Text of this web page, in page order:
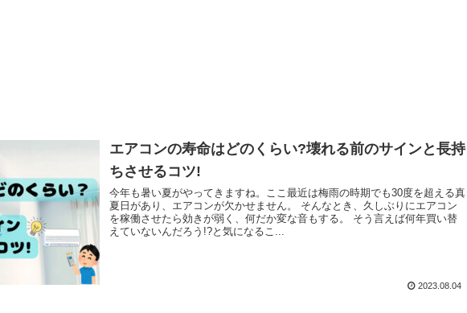
エアコンの寿命はどのくらい?壊れる前のサインと長持
ちさせるコツ!
今年も暑い夏がやってきますね。ここ最近は梅雨の時期でも30度を超える真
夏日があり、エアコンが欠かせません。 そんなとき、久しぶりにエアコン
を稼働させたら効きが弱く、何だか変な音もする。 そう言えば何年買い替
えていないんだろう!?と気になるこ...
2023.08.04